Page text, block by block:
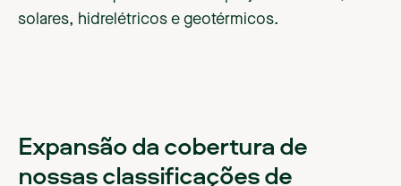
solares, hidrelétricos e geotérmicos.
Expansão da cobertura de
nossas classificações de